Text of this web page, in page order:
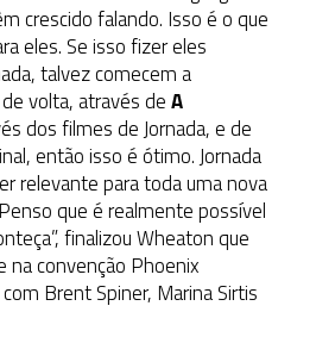
crescido falando. Isso é o que
eles. Se isso fizer eles
talvez comecem a
volta, através deA
dos filmes de Jornada, e de
então isso é ótimo. Jornada
relevante para toda uma nova
que é realmente possível
finalizou Wheaton que
convenção Phoenix
Brent Spiner, Marina Sirtis